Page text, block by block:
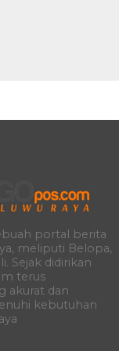
portal berita
meliputi Belopa,
Sejak didirikan
terus
akurat dan
kebutuhan